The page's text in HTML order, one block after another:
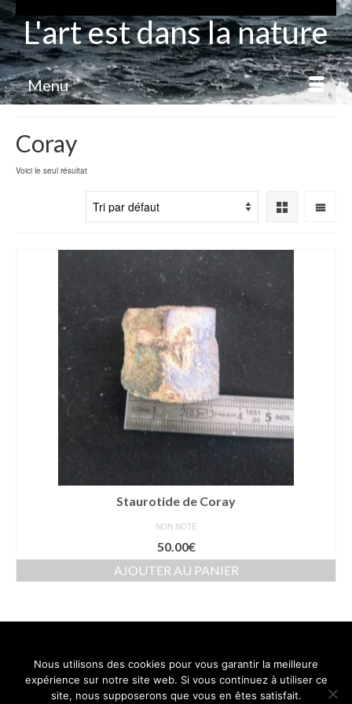
L'art est dans la nature
Menu
Coray
Voici le seul résultat
Staurotide de Coray
NON NOTÉ
50.00€
AJOUTER AU PANIER
Contact
Conditions générales de vente
Politique de confidentialité
Nous utilisons des cookies pour vous garantir la meilleure
expérience sur notre site web. Si vous continuez à utiliser ce
site, nous supposerons que vous en êtes satisfait.